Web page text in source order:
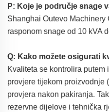
P: Koje je područje snage
Shanghai Outevo Machinery
rasponom snage od 10 kVA
Q: Kako možete osigurati
Kvaliteta se kontrolira
provjere tijekom proizvodnje
provjera nakon pakiranja.
rezervne dijelove i tehnička